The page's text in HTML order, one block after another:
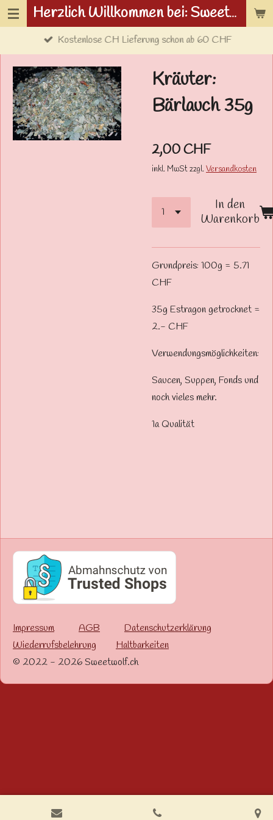
Zum
Herzlich Willkommen bei: Sweetwolf.ch
Kostenlose CH Lieferung schon ab 60 CHF
Kräuter:
Bärlauch 35g
2,00 CHF
inkl. MwSt zzgl.Versandkosten
In den
Warenkorb
Grundpreis: 100g = 5.71
CHF
35g Estragon getrocknet =
2.- CHF
Verwendungsmöglichkeiten:
Saucen, Suppen, Fonds und
noch vieles mehr.
1a Qualität
Impressum AGB
Datenschutzerklärung
Wiederrufsbelehrung
Haltbarkeiten
© 2022 - 2026 Sweetwolf.ch